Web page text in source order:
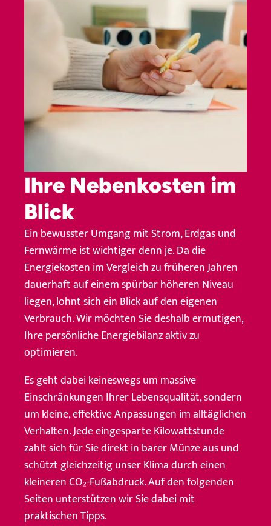
Ihre Nebenkosten im
Blick
Ein bewusster Umgang mit Strom, Erdgas und
Fernwärme ist wichtiger denn je. Da die
Energiekosten im Vergleich zu früheren Jahren
dauerhaft auf einem spürbar höheren Niveau
liegen, lohnt sich ein Blick auf den eigenen
Verbrauch. Wir möchten Sie deshalb ermutigen,
Ihre persönliche Energiebilanz aktiv zu
optimieren.
Es geht dabei keineswegs um massive
Einschränkungen Ihrer Lebensqualität, sondern
um kleine, effektive Anpassungen im alltäglichen
Verhalten. Jede eingesparte Kilowattstunde
zahlt sich für Sie direkt in barer Münze aus und
schützt gleichzeitig unser Klima durch einen
kleineren CO₂-Fußabdruck. Auf den folgenden
Seiten unterstützen wir Sie dabei mit
praktischen Tipps.